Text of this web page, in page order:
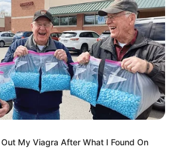
อารมณ์หนึ่ง ชาวตุลย์หากถูกใจใคร
จะสามารถมีความสัมพันธ์ที่ลึกซึ้งกับ
ชาวตุลย์เป็นคนกล้าได้กล้าเสียและ
ะเข้ามาคบก็พร้อมจะพิจารณาเสมอ
ร้อมจะให้ทุกอย่างได้ ก็พร้อมที่จะลอง
ธ์กันแบบลึกซึ้ง แต่ระวังเพราะคุณ
งเขาได้และเมื่อเขาเบื่อหรือเจอคนใหม่
าจจะโยนคุณทิ้งก็ได้
My Viagra After What I Found On